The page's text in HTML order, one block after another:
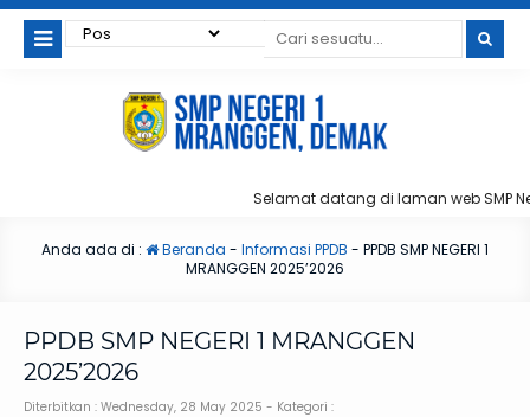
Selamat datang di laman web SMP
Anda ada di : Beranda - Informasi PPDB - PPDB SMP NEGERI 1
MRANGGEN 2025’2026
PPDB SMP NEGERI 1 MRANGGEN
2025’2026
Diterbitkan : Wednesday, 28 May 2025 - Kategori :